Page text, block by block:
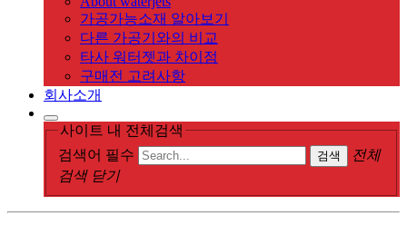
가공가능소재 알아보기
다른 가공기와의 비교
타사 워터젯과 차이점
구매전 고려사항
회사소개
사이트 내 전체검색
검색어 필수
검색
전체
검색 닫기